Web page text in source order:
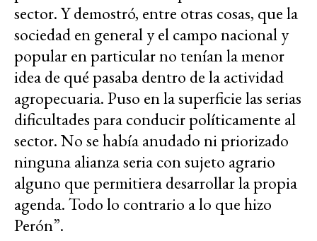
sector. Y demostró, entre otras cosas, que la
sociedad en general y el campo nacional y
popular en particular no tenían la menor
idea de qué pasaba dentro de la actividad
agropecuaria. Puso en la superficie las serias
dificultades para conducir políticamente al
sector. No se había anudado ni priorizado
ninguna alianza seria con sujeto agrario
alguno que permitiera desarrollar la propia
agenda. Todo lo contrario a lo que hizo
Perón”.